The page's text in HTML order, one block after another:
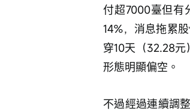
付超7000臺但有
14%，消息拖累
穿10天（32.28
形態明顯偏空。
不過經過連續調